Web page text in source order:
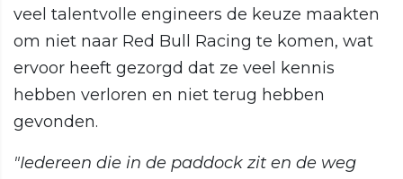
veel talentvolle engineers de keuze maakten
om niet naar Red Bull Racing te komen, wat
ervoor heeft gezorgd dat ze veel kennis
hebben verloren en niet terug hebben
gevonden.
"Iedereen die in de paddock zit en de weg